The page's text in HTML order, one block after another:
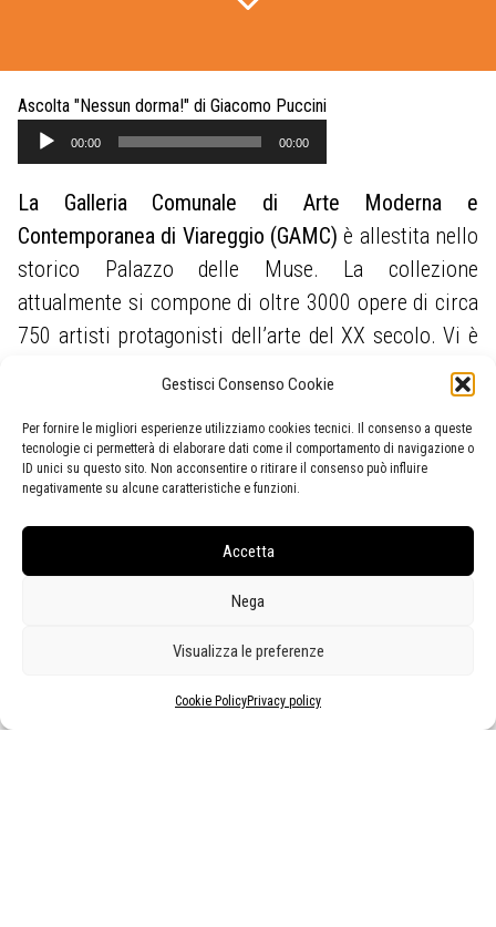
Gestisci Consenso Cookie
Per fornire le migliori esperienze utilizziamo cookies tecnici. Il consenso a queste
tecnologie ci permetterà di elaborare dati come il comportamento di navigazione o
ID unici su questo sito. Non acconsentire o ritirare il consenso può influire
negativamente su alcune caratteristiche e funzioni.
Accetta
Nega
Visualizza le preferenze
Cookie PolicyPrivacy policy
Ascolta "Nessun dorma!" di Giacomo Puccini
Audio
00:00 00:00
La Galleria Comunale di Arte Moderna e
Contemporanea di Viareggio (GAMC) è allestita nello
storico Palazzo delle Muse. La collezione
attualmente si compone di oltre 3000 opere di circa
750 artisti protagonisti dell’arte del XX secolo. Vi è
anche una significativa presenza di autori del luogo
o che hanno avuto legami di varia natura con questa
terra e di opere che hanno come soggetto i paesaggi
locali. La GAMC possiede la più importante raccolta
pubblica di opere diLorenzo Viani
esponente dell’Espressionismo europeo.